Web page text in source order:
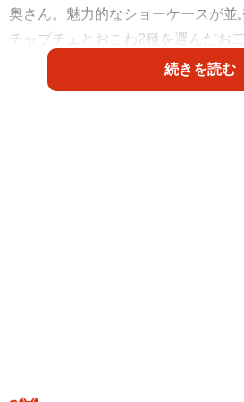
奥さん。魅力的なショーケースが並
チャプチェとおこわ2種を選んだお
たラザニア」「いーねー」と意気投
見えるラザニアを売る2つのお店か
続きを読む